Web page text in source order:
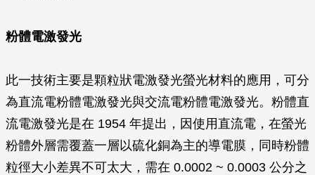
粉體電激發光
此一技術主要是顆粒狀電激發光螢光材料的應用，可分
為直流電粉體電激發光與交流電粉體電激發光。粉體直
流電激發光是在 1954 年提出，因使用直流電，在螢光
粉體外層需覆蓋一層以硫化銅為主的導電膜，同時粉體
粒徑大小差異不可太大，需在 0.0002 ~ 0.0003 公分之